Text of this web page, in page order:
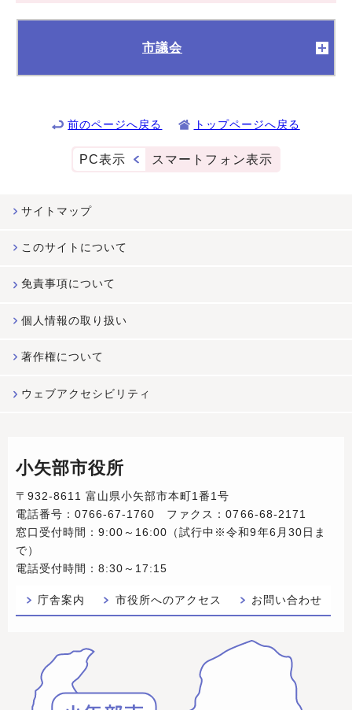
市議会
前のページへ戻る トップページへ戻る
PC表示 スマートフォン表示
サイトマップ
このサイトについて
免責事項について
個人情報の取り扱い
著作権について
ウェブアクセシビリティ
小矢部市役所
〒932-8611 富山県小矢部市本町1番1号
電話番号：0766-67-1760 ファクス：0766-68-2171
窓口受付時間：9:00～16:00（試行中※令和9年6月30日ま
で）
電話受付時間：8:30～17:15
庁舎案内 市役所へのアクセス お問い合わせ